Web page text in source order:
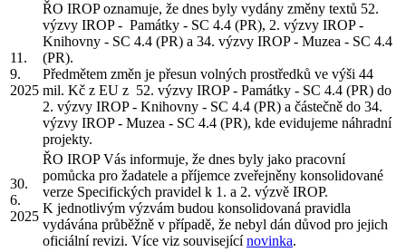
11.
9.
2025
ŘO IROP oznamuje, že dnes byly vydány změny textů 52.
výzvy IROP - Památky - SC 4.4 (PR), 2. výzvy IROP -
Knihovny - SC 4.4 (PR) a 34. výzvy IROP - Muzea - SC 4.4
(PR).
Předmětem změn je přesun volných prostředků ve výši 44
mil. Kč z EU z 52. výzvy IROP - Památky - SC 4.4 (PR) do
2. výzvy IROP - Knihovny - SC 4.4 (PR) a částečně do 34.
výzvy IROP - Muzea - SC 4.4 (PR), kde evidujeme náhradní
projekty.
30.
6.
2025
ŘO IROP Vás informuje, že dnes byly jako pracovní
pomůcka pro žadatele a příjemce zveřejněny konsolidované
verze Specifických pravidel k 1. a 2. výzvě IROP.
K jednotlivým výzvám budou konsolidovaná pravidla
vydávána průběžně v případě, že nebyl dán důvod pro jejich
oficiální revizi. Více viz souvisejícínovinka.